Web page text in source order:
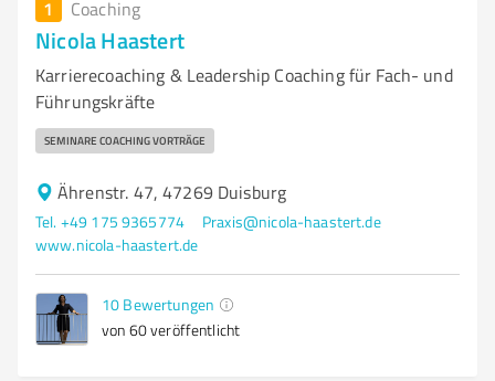
1 Coaching
Nicola Haastert
Karrierecoaching & Leadership Coaching für Fach‑ und
Führungskräfte
SEMINARE COACHING VORTRÄGE
Ährenstr. 47, 47269 Duisburg
Tel. +49 175 9365774
Praxis@nicola-haastert.de
www.nicola-haastert.de
10 Bewertungen
von 60 veröffentlicht